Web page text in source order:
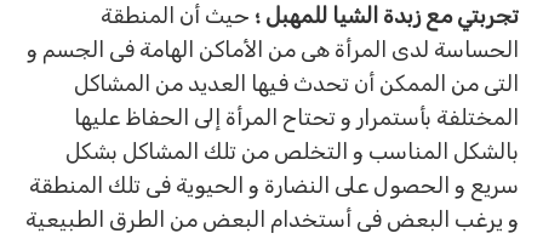
تجربتي مع زبدة الشيا للمهبل ؛ حيث أن المنطقة
الحساسة لدى المرأة هى من الأماكن الهامة فى الجسم و
التى من الممكن أن تحدث فيها العديد من المشاكل
المختلفة بأستمرار و تحتاح المرأة إلى الحفاظ عليها
بالشكل المناسب و التخلص من تلك المشاكل بشكل
سريع و الحصول على النضارة و الحيوية فى تلك المنطقة
و يرغب البعض فى أستخدام البعض من الطرق الطبيعية